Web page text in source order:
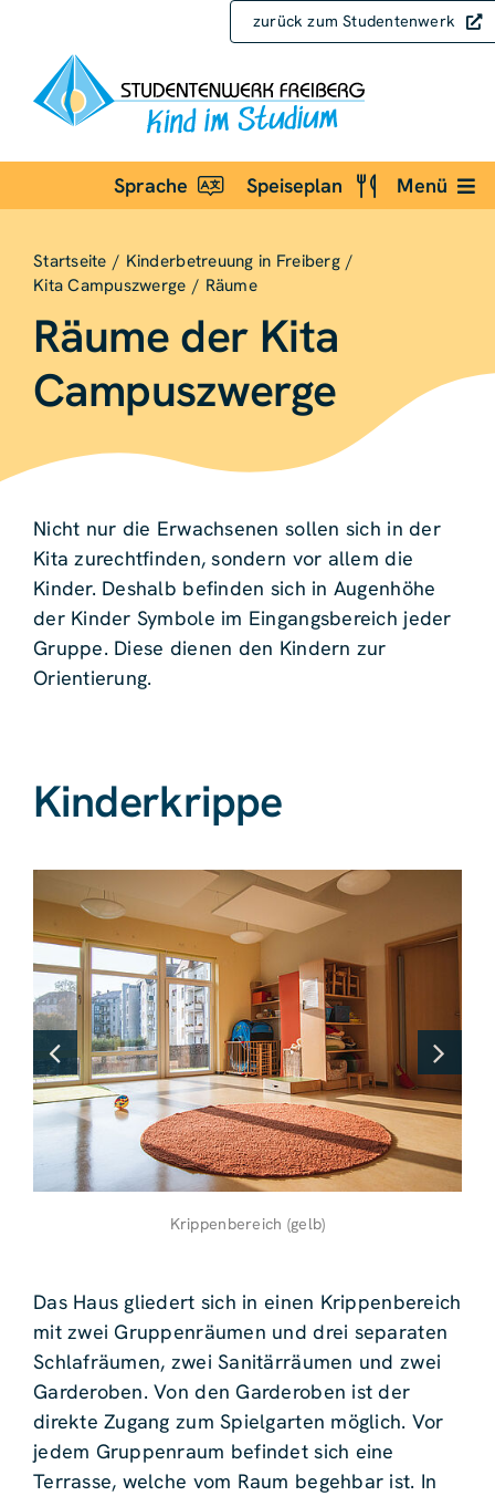
springen
zurück zum Studentenwerk
Sprache Speiseplan Menü
Startseite
Kinderbetreuung in Freiberg
Kita Campuszwerge
Räume
Räume der Kita
Campus­zwerge
Nicht nur die Erwachsenen sollen sich in der
Kita zurechtfinden, sondern vor allem die
Kinder. Deshalb befinden sich in Augenhöhe
der Kinder Symbole im Eingangsbereich jeder
Gruppe. Diese dienen den Kindern zur
Orientierung.
Kinderkrippe
Das Haus gliedert sich in einen Krippenbereich
mit zwei Gruppenräumen und drei separaten
Schlafräumen, zwei Sanitärräumen und zwei
Garderoben. Von den Garderoben ist der
direkte Zugang zum Spielgarten möglich. Vor
jedem Gruppenraum befindet sich eine
Terrasse, welche vom Raum begehbar ist. In
Krippenbereich (gelb)